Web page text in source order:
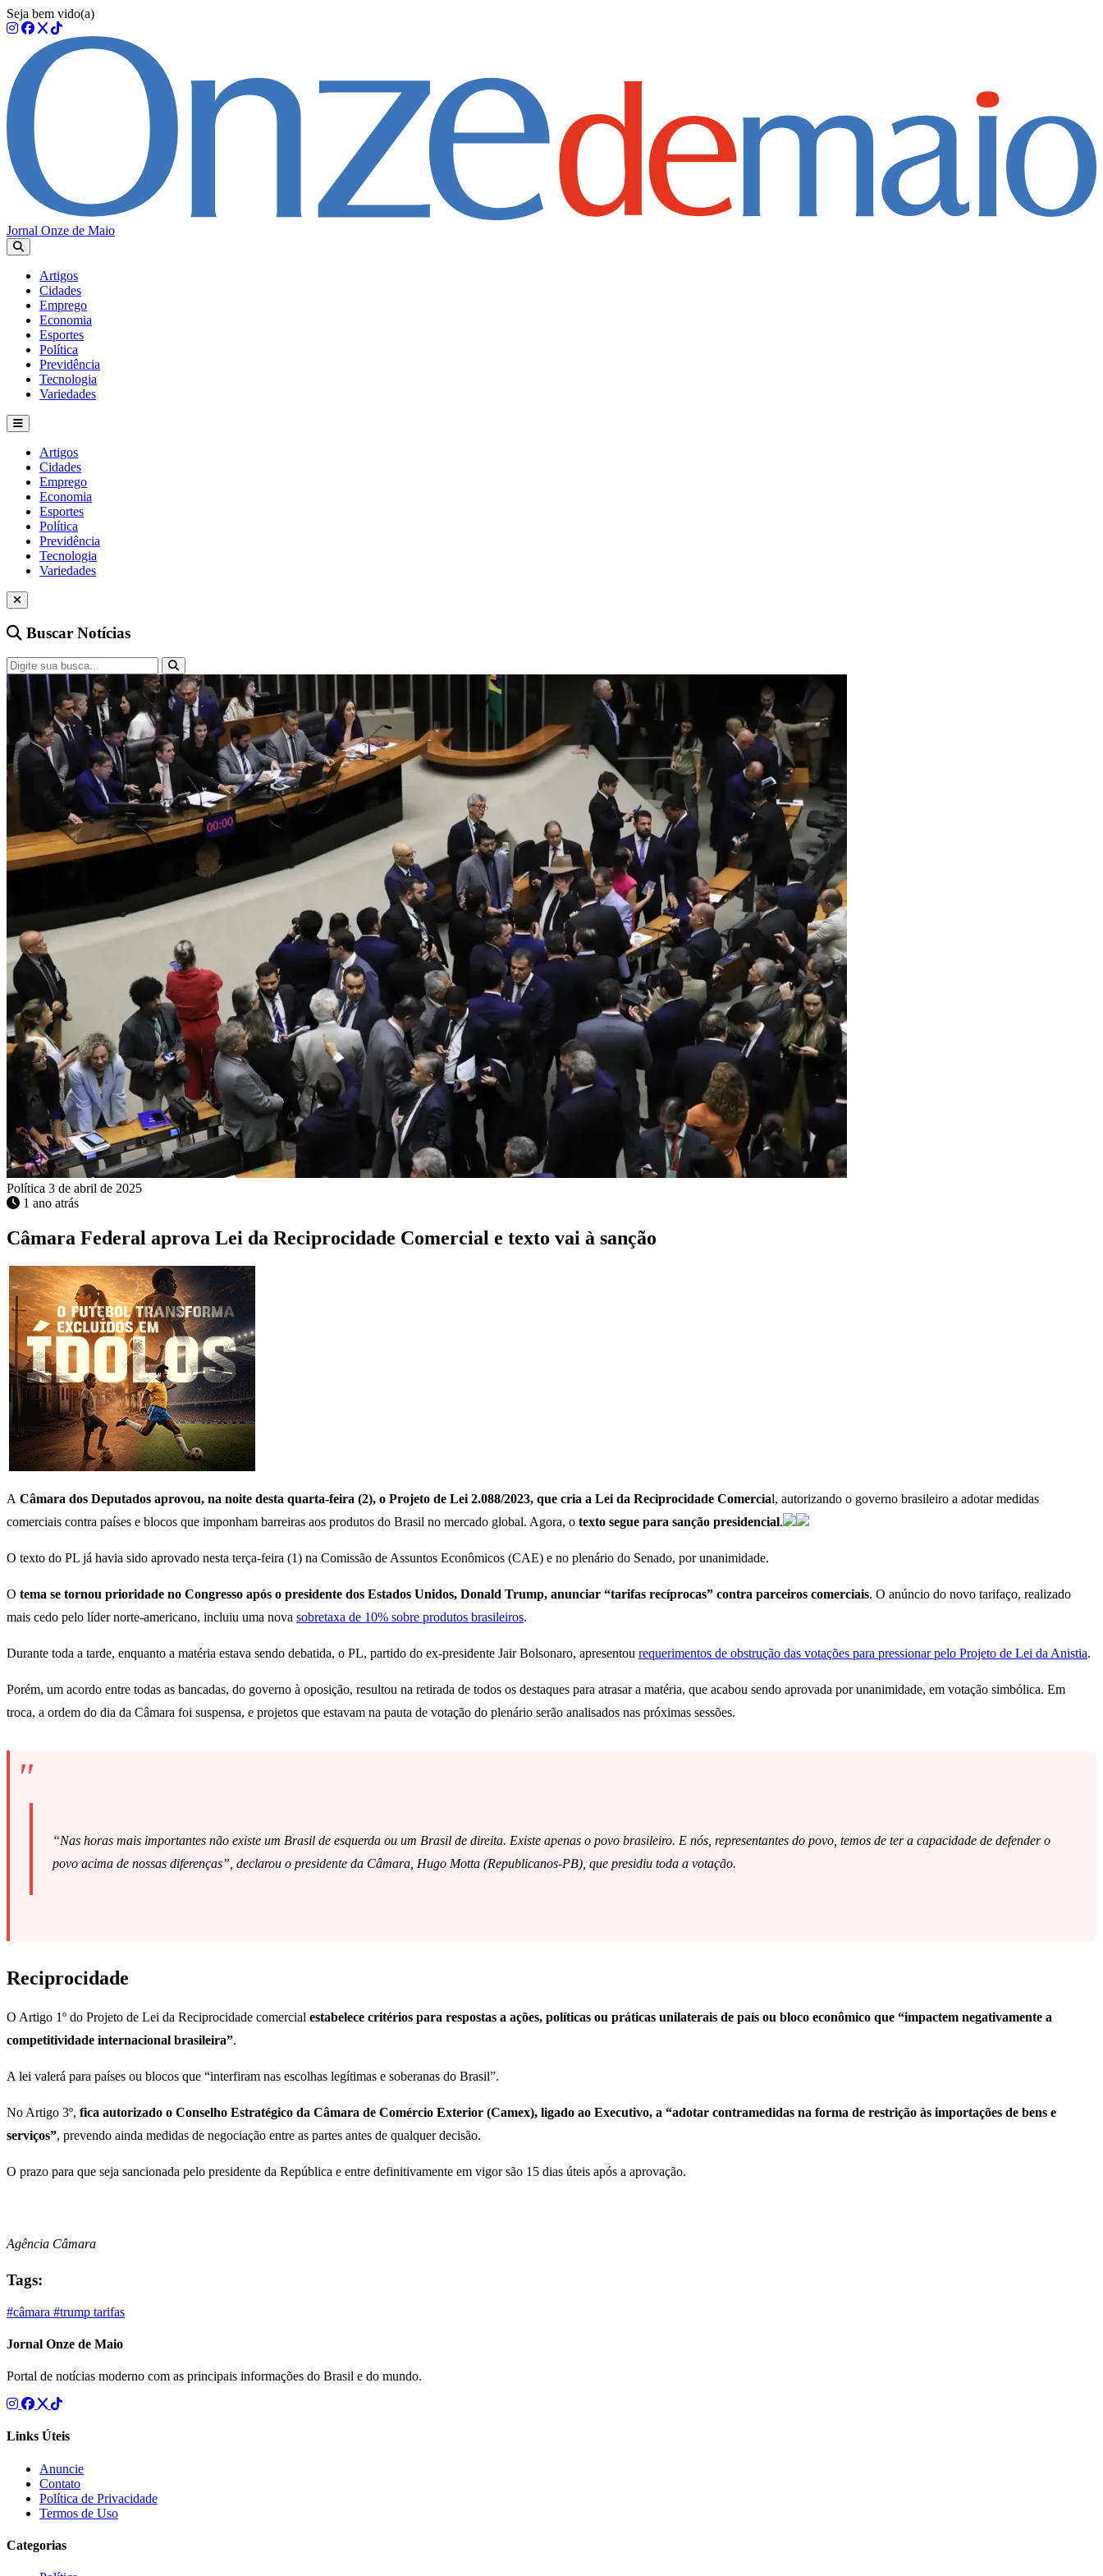
Seja bem vido(a)
Jornal Onze de Maio
Artigos
Cidades
Emprego
Economia
Esportes
Política
Previdência
Tecnologia
Variedades
Artigos
Cidades
Emprego
Economia
Esportes
Política
Previdência
Tecnologia
Variedades
Buscar Notícias
Política 3 de abril de 2025
1 ano atrás
Câmara Federal aprova Lei da Reciprocidade Comercial e texto vai à sanção
A Câmara dos Deputados aprovou, na noite desta quarta-feira (2), o Projeto de Lei 2.088/2023, que cria a Lei da Reciprocidade Comercial, autorizando o governo brasileiro a adotar medidas
comerciais contra países e blocos que imponham barreiras aos produtos do Brasil no mercado global. Agora, o texto segue para sanção presidencial.
O texto do PL já havia sido aprovado nesta terça-feira (1) na Comissão de Assuntos Econômicos (CAE) e no plenário do Senado, por unanimidade.
O tema se tornou prioridade no Congresso após o presidente dos Estados Unidos, Donald Trump, anunciar “tarifas recíprocas” contra parceiros comerciais. O anúncio do novo tarifaço, realizado
mais cedo pelo líder norte-americano, incluiu uma nova sobretaxa de 10% sobre produtos brasileiros.
Durante toda a tarde, enquanto a matéria estava sendo debatida, o PL, partido do ex-presidente Jair Bolsonaro, apresentou requerimentos de obstrução das votações para pressionar pelo Projeto de Lei da Anistia.
Porém, um acordo entre todas as bancadas, do governo à oposição, resultou na retirada de todos os destaques para atrasar a matéria, que acabou sendo aprovada por unanimidade, em votação simbólica. Em
troca, a ordem do dia da Câmara foi suspensa, e projetos que estavam na pauta de votação do plenário serão analisados nas próximas sessões.
“Nas horas mais importantes não existe um Brasil de esquerda ou um Brasil de direita. Existe apenas o povo brasileiro. E nós, representantes do povo, temos de ter a capacidade de defender o
povo acima de nossas diferenças”, declarou o presidente da Câmara, Hugo Motta (Republicanos-PB), que presidiu toda a votação.
Reciprocidade
O Artigo 1º do Projeto de Lei da Reciprocidade comercial estabelece critérios para respostas a ações, políticas ou práticas unilaterais de país ou bloco econômico que “impactem negativamente a
competitividade internacional brasileira”.
A lei valerá para países ou blocos que “interfiram nas escolhas legítimas e soberanas do Brasil”.
No Artigo 3º, fica autorizado o Conselho Estratégico da Câmara de Comércio Exterior (Camex), ligado ao Executivo, a “adotar contramedidas na forma de restrição às importações de bens e
serviços”, prevendo ainda medidas de negociação entre as partes antes de qualquer decisão.
O prazo para que seja sancionada pelo presidente da República e entre definitivamente em vigor são 15 dias úteis após a aprovação.
Agência Câmara
Tags:
#câmara #trump tarifas
Jornal Onze de Maio
Portal de notícias moderno com as principais informações do Brasil e do mundo.
Links Úteis
Anuncie
Contato
Política de Privacidade
Termos de Uso
Categorias